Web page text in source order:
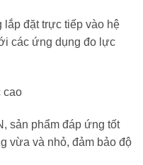
lắp đặt trực tiếp vào hệ
các ứng dụng đo lực
cao
sản phẩm đáp ứng tốt
vừa và nhỏ, đảm bảo độ